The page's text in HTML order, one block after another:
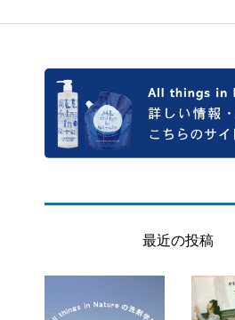
最近の投稿